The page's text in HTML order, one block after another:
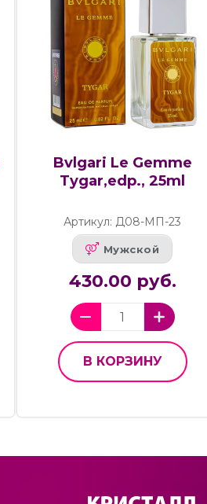
Bvlgari Le Gemme
Tygar,edp., 25ml
Артикул: Д08-МП-23
Мужской
430.00 руб.
В КОРЗИНУ